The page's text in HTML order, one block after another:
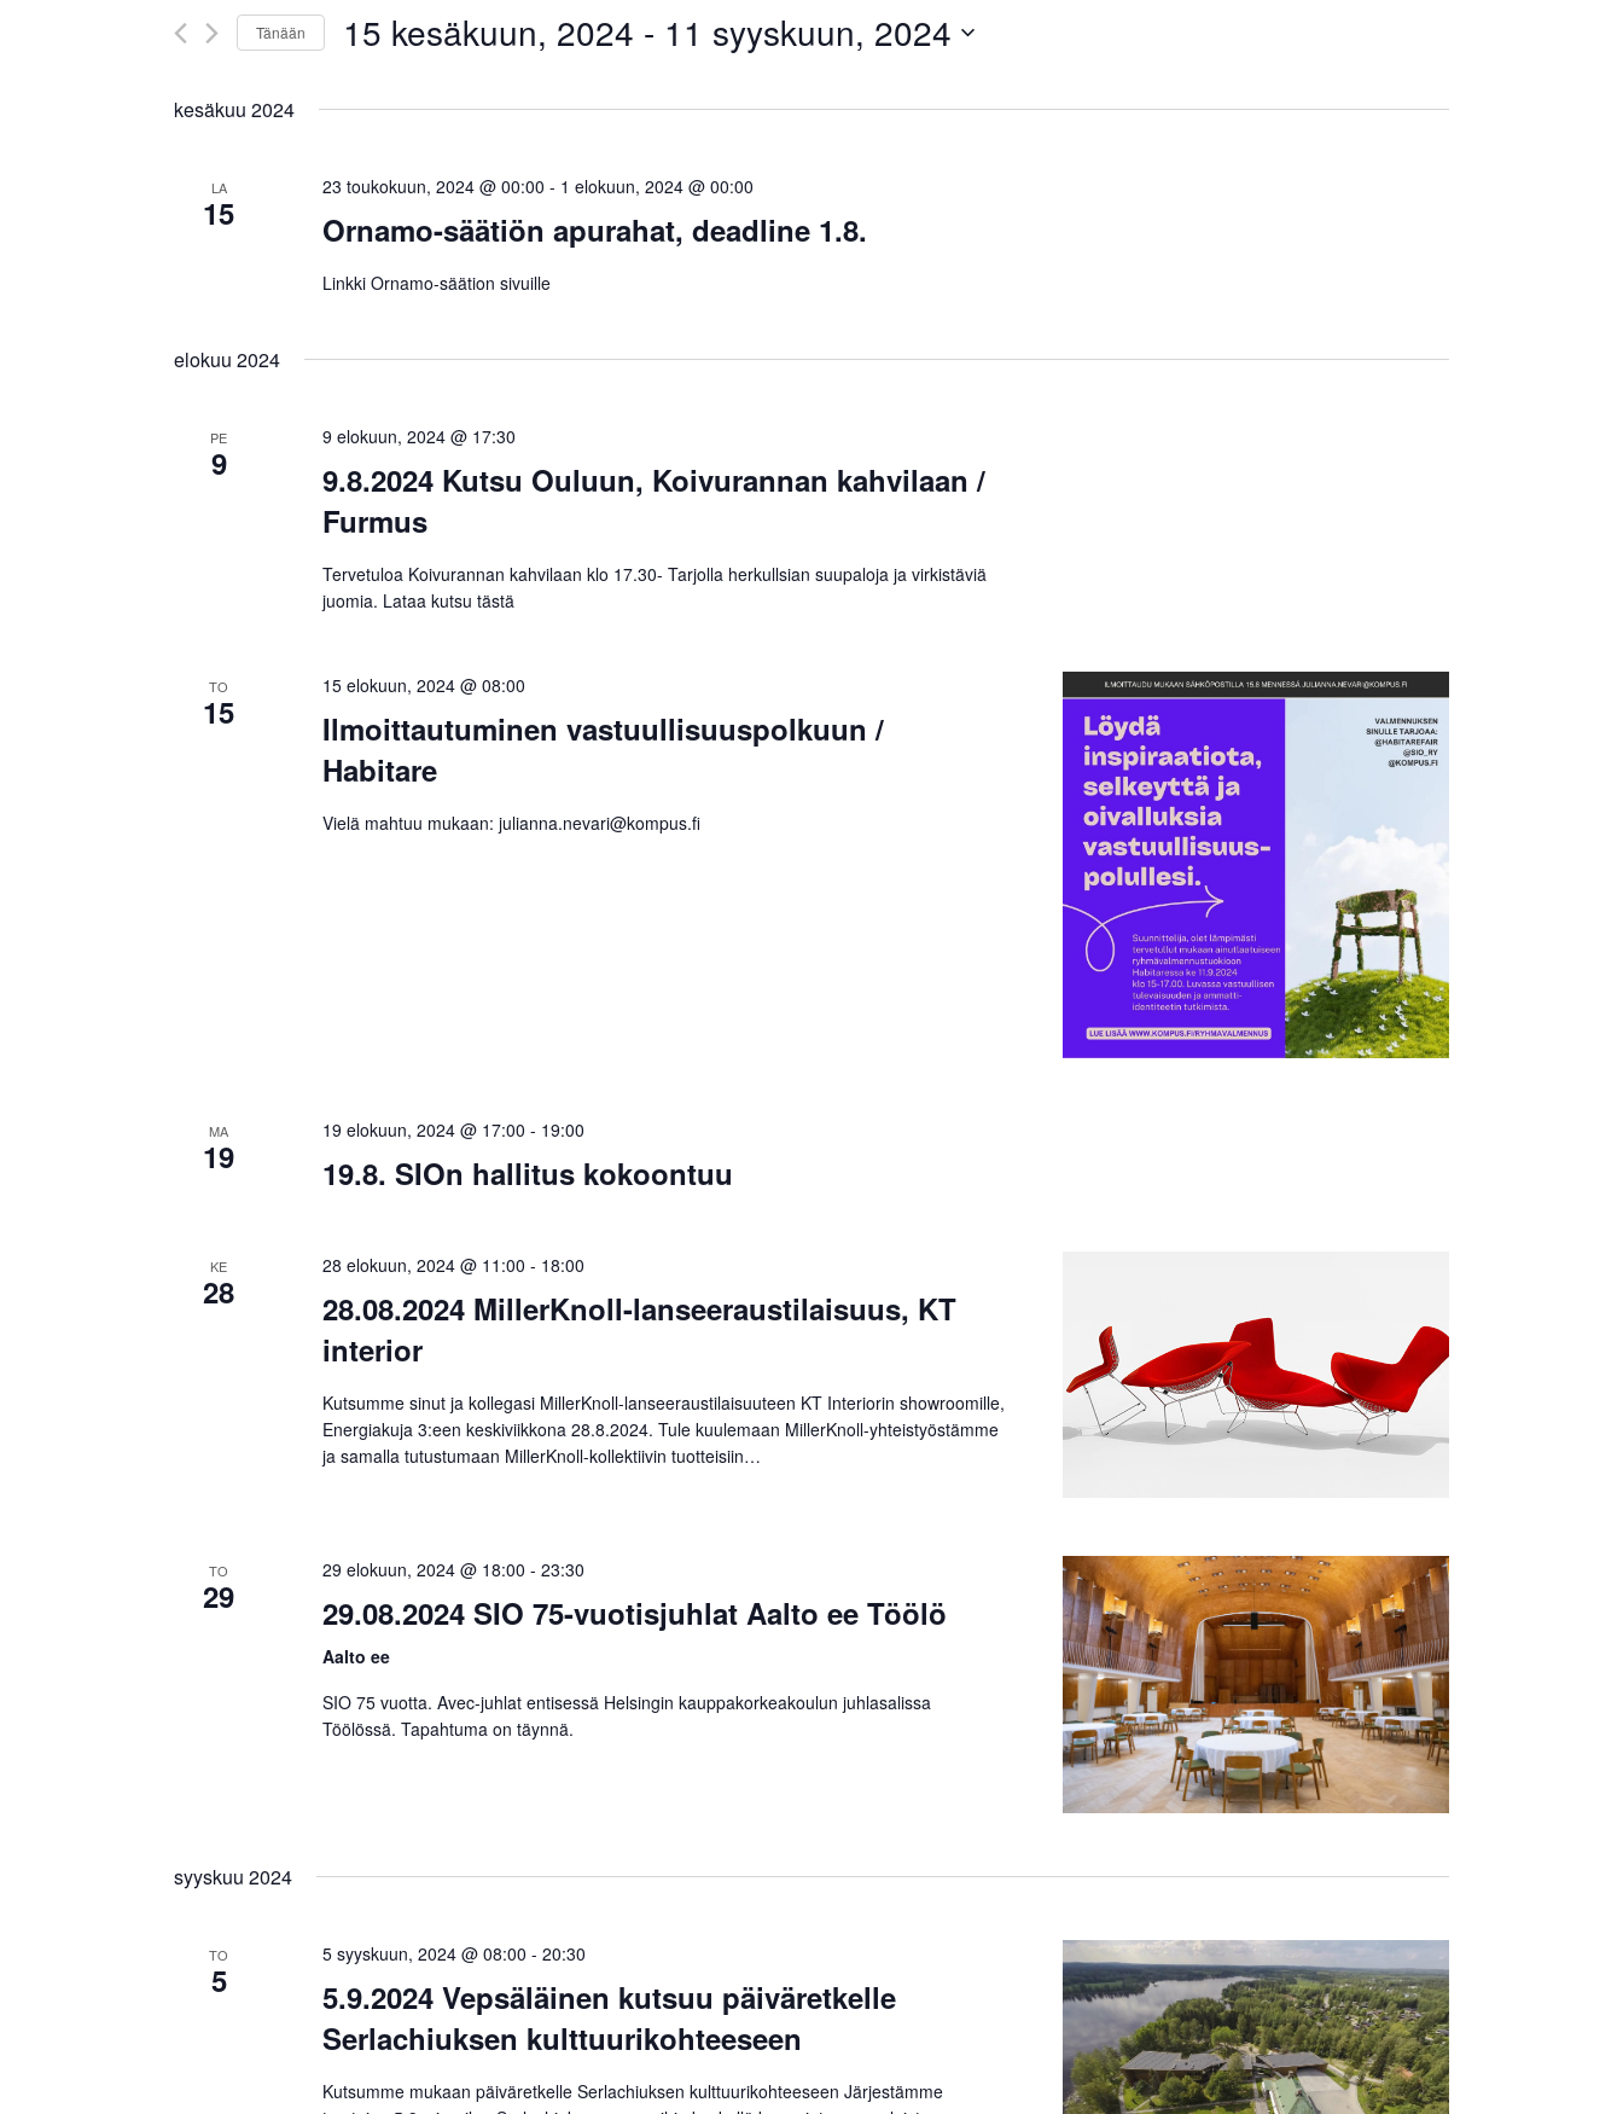
navigointi
hakusanalla.Tänään 15 kesäkuun, 2024 - 11 syyskuun, 2024
kesäkuu 2024
LA
15
23 toukokuun, 2024 @ 00:00 - 1 elokuun, 2024 @ 00:00
Ornamo-säätiön apurahat, deadline 1.8.
Linkki Ornamo-säätion sivuille
elokuu 2024
PE
9
9 elokuun, 2024 @ 17:30
9.8.2024 Kutsu Ouluun, Koivurannan kahvilaan /
Furmus
Tervetuloa Koivurannan kahvilaan klo 17.30- Tarjolla herkullsian suupaloja ja virkistäviä
juomia. Lataa kutsu tästä
TO
15
15 elokuun, 2024 @ 08:00
Ilmoittautuminen vastuullisuuspolkuun /
Habitare
Vielä mahtuu mukaan: julianna.nevari@kompus.fi
MA
19
19 elokuun, 2024 @ 17:00 - 19:00
19.8. SIOn hallitus kokoontuu
KE
28
28 elokuun, 2024 @ 11:00 - 18:00
28.08.2024 MillerKnoll-lanseeraustilaisuus, KT
interior
Kutsumme sinut ja kollegasi MillerKnoll-lanseeraustilaisuuteen KT Interiorin showroomille,
Energiakuja 3:een keskiviikkona 28.8.2024. Tule kuulemaan MillerKnoll-yhteistyöstämme
ja samalla tutustumaan MillerKnoll-kollektiivin tuotteisiin…
TO
29
29 elokuun, 2024 @ 18:00 - 23:30
29.08.2024 SIO 75-vuotisjuhlat Aalto ee Töölö
Aalto ee
SIO 75 vuotta. Avec-juhlat entisessä Helsingin kauppakorkeakoulun juhlasalissa
Töölössä. Tapahtuma on täynnä.
syyskuu 2024
TO
5
5 syyskuun, 2024 @ 08:00 - 20:30
5.9.2024 Vepsäläinen kutsuu päiväretkelle
Serlachiuksen kulttuurikohteeseen
Kutsumme mukaan päiväretkelle Serlachiuksen kulttuurikohteeseen Järjestämme